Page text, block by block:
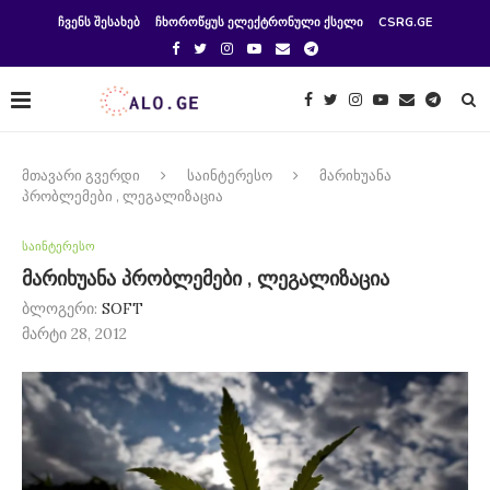
ᲩᲕᲔᲜᲡ ᲨᲔᲡᲐᲮᲔᲑ ᲩᲮᲝᲠᲝᲬᲧᲣᲡ ᲔᲚᲔᲥᲢᲠᲝᲜᲣᲚᲘ ᲥᲡᲔᲚᲘ CSRG.GE
მთავარი გვერდი საინტერესო
მარიხუანა
პრობლემები , ლეგალიზაცია
საინტერესო
მარიხუანა პრობლემები , ლეგალიზაცია
ბლოგერი: SOFT
მარტი 28, 2012